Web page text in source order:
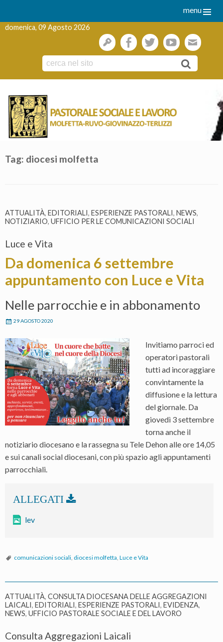
menu
domenica, 09 Agosto 2026
gestionefacebooktwitteryoutube
Tag: diocesi molfetta
ATTUALITÀ, EDITORIALI, ESPERIENZE PASTORALI, NEWS,
NOTIZIARIO, UFFICIO PER LE COMUNICAZIONI SOCIALI
Luce e Vita
Da domenica 6 settembre
appuntamento con Luce e Vita
Nelle parrocchie e in abbonamento
29 AGOSTO 2020
Invitiamo parroci ed
operatori pastorali
tutti ad incoraggiare
convintamente la
diffusione e la lettura
del giornale. Da
giovedì 3 settembre
torna anche il
notiziario diocesano e la rassegna su Tele Dehon alle ore 14,05
e sui canali social diocesani, con più spazio agli appuntamenti
parrocchiali.
lev
comunicazioni sociali diocesi molfetta Luce e Vita
ATTUALITÀ, CONSULTA DIOCESANA DELLE AGGREGAZIONI
LAICALI, EDITORIALI, ESPERIENZE PASTORALI, EVIDENZA,
NEWS, UFFICIO PASTORALE SOCIALE E DEL LAVORO
Consulta Aggregazioni Laicali